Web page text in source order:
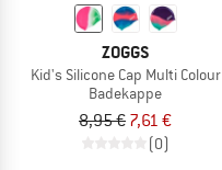
ZOGGS
Kid's Silicone Cap Multi Colour
Badekappe
8,95 € 7,61 €
(0)